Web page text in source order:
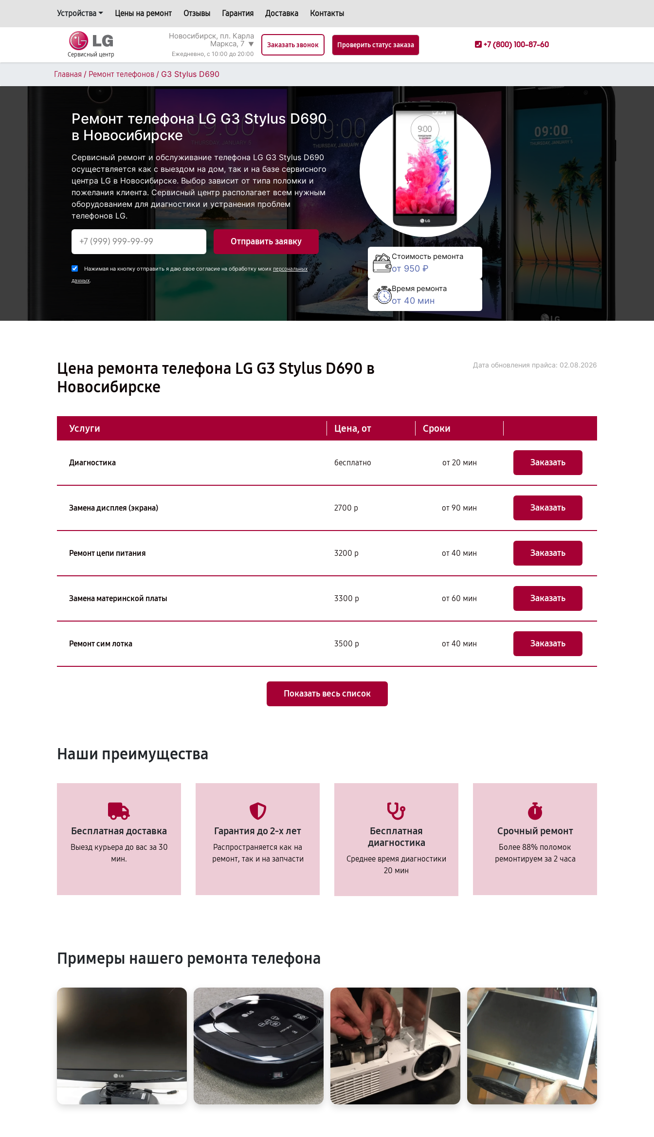
Устройства Цены на ремонт Отзывы Гарантия Доставка Контакты
Сервисный центр
Новосибирск, пл. Карла
Маркса, 7 ▼
Ежедневно, с 10:00 до 20:00
Заказать звонок Проверить статус заказа +7 (800) 100-87-60
Главная / Ремонт телефонов / G3 Stylus D690
Ремонт телефона LG G3 Stylus D690
в Новосибирске
Сервисный ремонт и обслуживание телефона LG G3 Stylus D690
осуществляется как с выездом на дом, так и на базе сервисного
центра LG в Новосибирске. Выбор зависит от типа поломки и
пожелания клиента. Сервисный центр располагает всем нужным
оборудованием для диагностики и устранения проблем
телефонов LG.
Отправить заявку
Нажимая на кнопку отправить я даю свое согласие на обработку моих персональных
данных.
Стоимость ремонта
от 950 ₽
Время ремонта
от 40 мин
Цена ремонта телефона LG G3 Stylus D690 в
Новосибирске
Дата обновления прайса: 02.08.2026
Услуги Цена, от Сроки
Диагностика бесплатно от 20 мин Заказать
Замена дисплея (экрана) 2700 р от 90 мин Заказать
Ремонт цепи питания 3200 р от 40 мин Заказать
Замена материнской платы 3300 р от 60 мин Заказать
Ремонт сим лотка 3500 р от 40 мин Заказать
Показать весь список
Наши преимущества
Бесплатная доставка
Выезд курьера до вас за 30
мин.
Гарантия до 2-х лет
Распространяется как на
ремонт, так и на запчасти
Бесплатная
диагностика
Среднее время диагностики
20 мин
Срочный ремонт
Более 88% поломок
ремонтируем за 2 часа
Примеры нашего ремонта телефона